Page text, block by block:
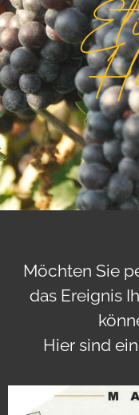
Möchten Sie
das Ereignis
Hier sind